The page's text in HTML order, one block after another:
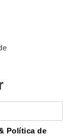
Política de